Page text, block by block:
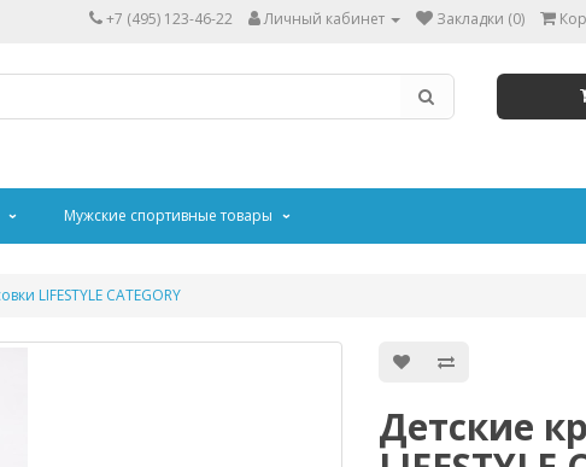
+7 (495) 123-46-22 Личный кабинет Закладки (0)
Мужские спортивные товары
LIFESTYLE CATEGORY
Детские